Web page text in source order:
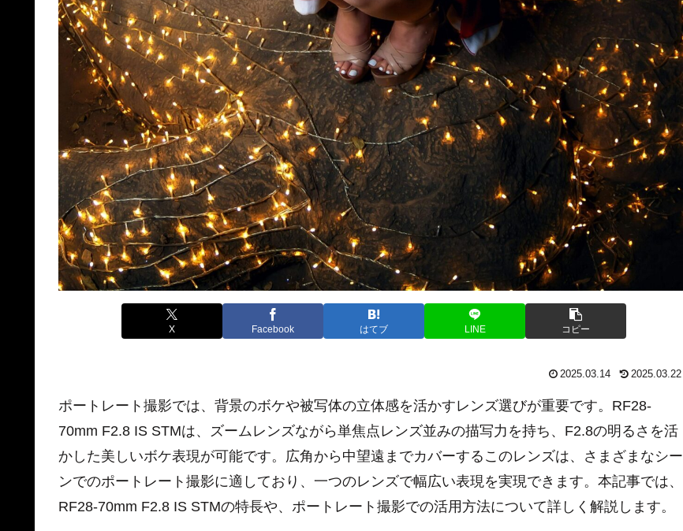
X Facebook はてブ LINE コピー
2025.03.14 2025.03.22
ポートレート撮影では、背景のボケや被写体の立体感を活かすレンズ選びが重要です。RF28-
70mm F2.8 IS STMは、ズームレンズながら単焦点レンズ並みの描写力を持ち、F2.8の明るさを活
かした美しいボケ表現が可能です。広角から中望遠までカバーするこのレンズは、さまざまなシー
ンでのポートレート撮影に適しており、一つのレンズで幅広い表現を実現できます。本記事では、
RF28-70mm F2.8 IS STMの特長や、ポートレート撮影での活用方法について詳しく解説します。